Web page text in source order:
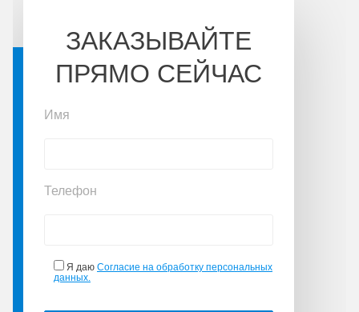
ЗАКАЗЫВАЙТЕ
ПРЯМО СЕЙЧАС
Имя
Телефон
Я даю Согласие на обработку персональных
данных.